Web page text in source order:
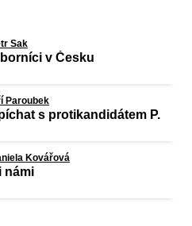
Sak
v Česku
Paroubek
s protikandidátem P.
Kovářová
námi